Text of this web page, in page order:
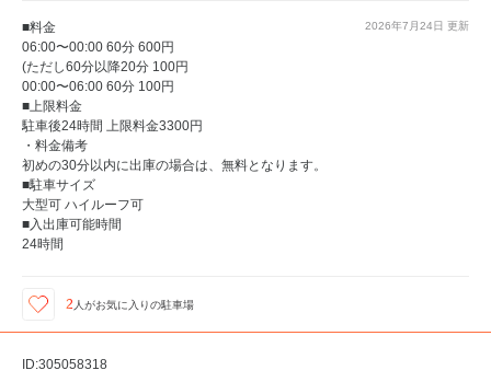
2026年7月24日 更新
■料金
06:00〜00:00 60分 600円
(ただし60分以降20分 100円
00:00〜06:00 60分 100円
■上限料金
駐車後24時間 上限料金3300円
・料金備考
初めの30分以内に出庫の場合は、無料となります。
■駐車サイズ
大型可 ハイルーフ可
■入出庫可能時間
24時間
2 人がお気に入りの駐車場
ID:305058318